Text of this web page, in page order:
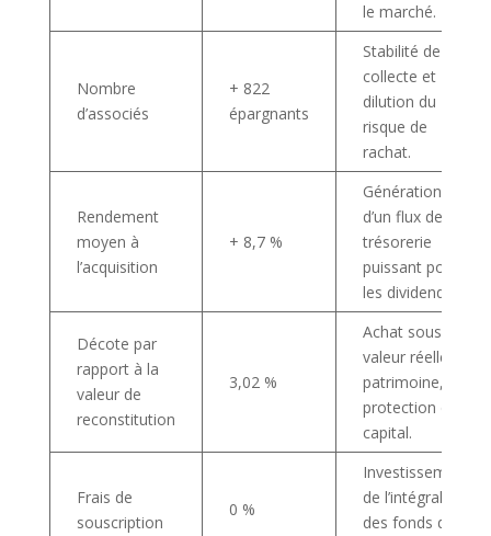
le marché.
Nombre
d’associés
+ 822
épargnants
Stabilité de la
collecte et
dilution du
risque de
rachat.
Rendement
moyen à
l’acquisition
+ 8,7 %
Génération
d’un flux de
trésorerie
puissant pour
les dividendes.
Décote par
rapport à la
valeur de
reconstitution
3,02 %
Achat sous la
valeur réelle du
patrimoine,
protection du
capital.
Frais de
souscription
0 %
Investissement
de l’intégralité
des fonds dès